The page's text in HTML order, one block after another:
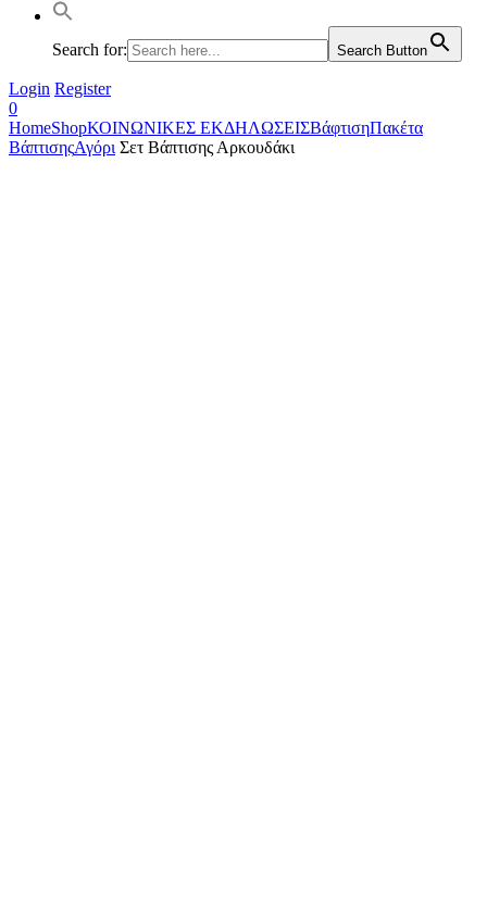
Search for: Search Button
Login Register
0
HomeShopΚΟΙΝΩΝΙΚΕΣ ΕΚΔΗΛΩΣΕΙΣΒάφτισηΠακέτα
ΒάπτισηςΑγόρι Σετ Βάπτισης Αρκουδάκι